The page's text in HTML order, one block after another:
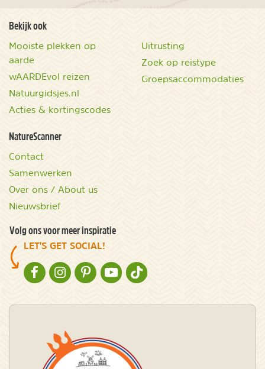
Bekijk ook
Mooiste plekken op
aarde
wAARDEvol reizen
Natuurgidsjes.nl
Acties & kortingscodes
Uitrusting
Zoek op reistype
Groepsaccommodaties
NatureScanner
Contact
Samenwerken
Over ons / About us
Nieuwsbrief
Volg ons voor meer inspiratie
LET'S GET SOCIAL!
NATURESCANNER OP FACEBOOK
NATURESCANNER OP INSTAGRAM
NATURESCANNER OP PINTEREST
NATURESCANNER OP YOUTUBE
NATURESCANNER OP TIKTOK